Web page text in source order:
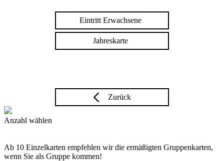
Eintritt Erwachsene
Jahreskarte
Zurück
Anzahl wählen
Ab 10 Einzelkarten empfehlen wir die ermäßigten Gruppenkarten,
wenn Sie als Gruppe kommen!